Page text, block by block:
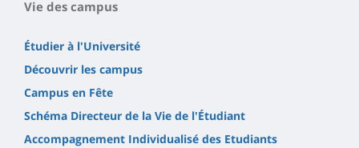
Vie des campus
Étudier à l'Université
Découvrir les campus
Campus en Fête
Schéma Directeur de la Vie de l'Étudiant
Accompagnement Individualisé des Etudiants